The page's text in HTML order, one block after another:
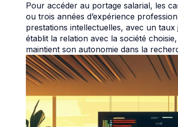
Pour accéder au portage salarial, les
ou trois années d’expérience
prestations intellectuelles, avec un
établit la relation avec la société
maintient son autonomie dans la